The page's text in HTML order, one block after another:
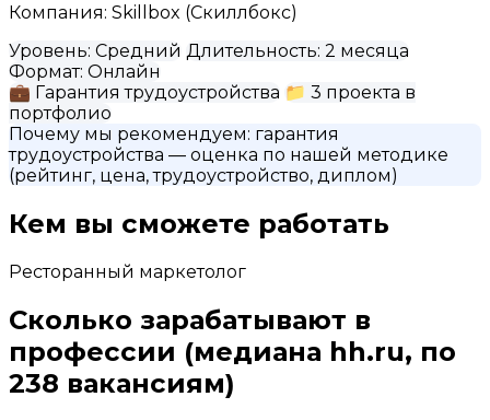
Компания: Skillbox (Скиллбокс)
Уровень: Средний Длительность: 2 месяца
Формат: Онлайн
💼 Гарантия трудоустройства 📁 3 проекта в
портфолио
Почему мы рекомендуем: гарантия
трудоустройства — оценка по нашей методике
(рейтинг, цена, трудоустройство, диплом)
Кем вы сможете работать
Ресторанный маркетолог
Сколько зарабатывают в
профессии (медиана hh.ru, по
238 вакансиям)